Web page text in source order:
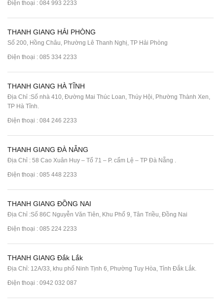
Điện thoại : 084 993 2233
THANH GIANG HẢI PHÒNG
Số 200, Hồng Châu, Phường Lê Thanh Nghị, TP Hải Phòng
Điện thoại : 085 334 2233
THANH GIANG HÀ TĨNH
Địa Chỉ :Số nhà 410, Đường Mai Thúc Loan, Thúy Hội, Phường Thành Xen,
TP Hà Tĩnh.
Điện thoại : 084 246 2233
THANH GIANG ĐÀ NẴNG
Địa Chỉ : 58 Cao Xuân Huy – Tổ 71 – P. cẩm Lệ – TP Đà Nẵng .
Điện thoại : 085 448 2233
THANH GIANG ĐỒNG NAI
Địa Chỉ :Số 86C Nguyễn Văn Tiên, Khu Phố 9, Tân Triều, Đồng Nai
Điện thoại : 085 224 2233
THANH GIANG Đắk Lắk
Địa Chỉ: 12A/33, khu phố Ninh Tịnh 6, Phường Tuy Hòa, Tỉnh Đắk Lắk.
Điện thoại : 0942 032 087